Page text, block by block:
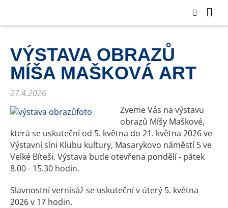
VÝSTAVA OBRAZŮ
MÍŠA MAŠKOVÁ ART
27.4.2026
Zveme Vás na výstavu
obrazů Míšy Maškové,
která se uskuteční od 5. května do 21. května 2026 ve
Výstavní síni Klubu kultury, Masarykovo náměstí 5 ve
Velké Bíteši. Výstava bude otevřena pondělí - pátek
8.00 - 15.30 hodin.
Slavnostní vernisáž se uskuteční v úterý 5. května
2026 v 17 hodin.